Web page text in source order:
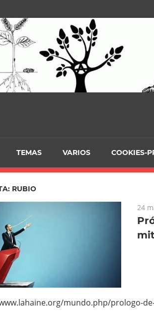
TEMAS VARIOS COOKIES-
RUBIO
24
mundo.php/prologo-